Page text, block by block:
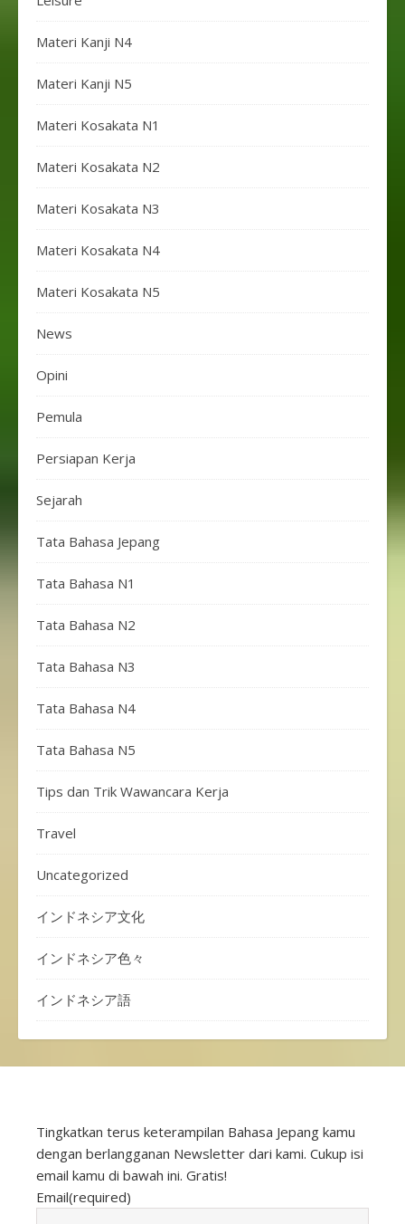
Materi Kanji N4
Materi Kanji N5
Materi Kosakata N1
Materi Kosakata N2
Materi Kosakata N3
Materi Kosakata N4
Materi Kosakata N5
News
Opini
Pemula
Persiapan Kerja
Sejarah
Tata Bahasa Jepang
Tata Bahasa N1
Tata Bahasa N2
Tata Bahasa N3
Tata Bahasa N4
Tata Bahasa N5
Tips dan Trik Wawancara Kerja
Travel
Uncategorized
インドネシア文化
インドネシア色々
インドネシア語
Tingkatkan terus keterampilan Bahasa Jepang kamu
dengan berlangganan Newsletter dari kami. Cukup isi
email kamu di bawah ini. Gratis!
Email(required)